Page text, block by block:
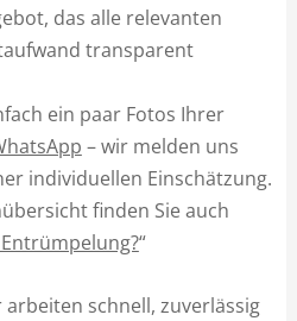
das alle relevanten
transparent
ein paar Fotos Ihrer
– wir melden uns
individuellen Einschätzung.
finden Sie auch
“
schnell, zuverlässig